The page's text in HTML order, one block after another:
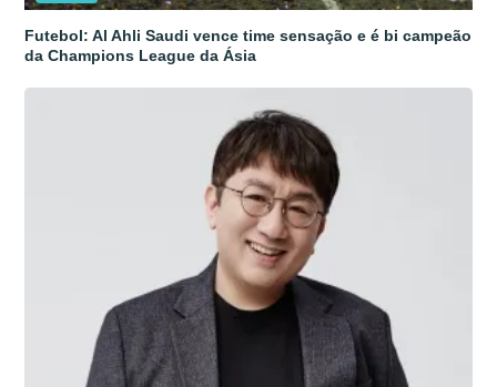
Futebol: Al Ahli Saudi vence time sensação e é bi campeão
da Champions League da Ásia